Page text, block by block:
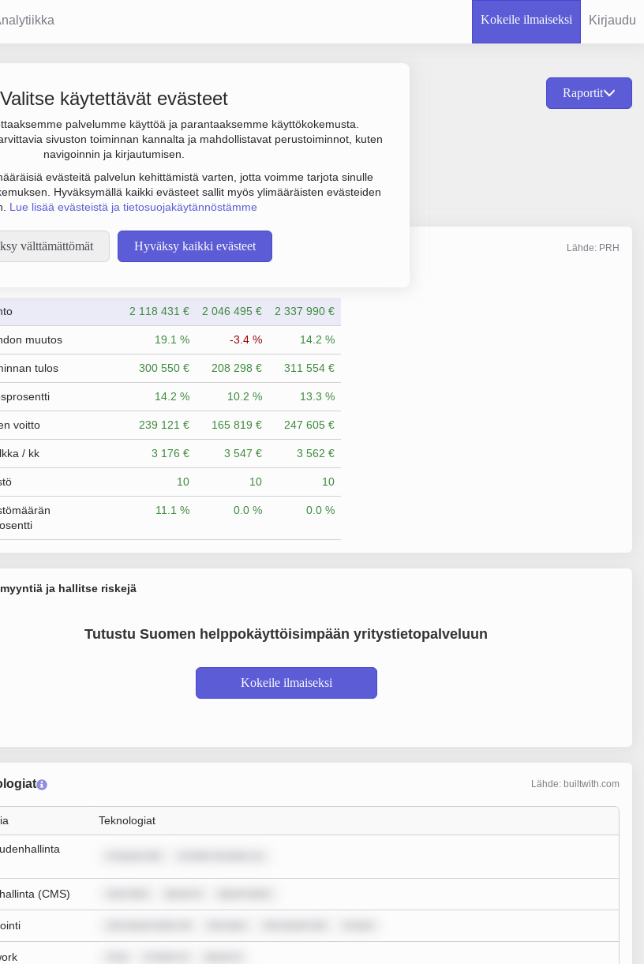
Kokeile ilmaiseksi Kirjaudu
Valitse käytettävät evästeet
palvelumme käyttöä ja parantaaksemme käyttökokemusta.
sivuston toiminnan kannalta ja mahdollistavat perustoiminnot, kuten
navigoinnin ja kirjautumisen.
evästeitä palvelun kehittämistä varten, jotta voimme tarjota sinulle
Hyväksymällä kaikki evästeet sallit myös ylimääräisten evästeiden
Lue lisää evästeistä ja tietosuojakäytännöstämme
välttämättömät Hyväksy kaikki evästeet
Raportit
000 € ja henkilöstömäärä 10. Sen päätoimiala on Sähkönjakelu- ja
yhtiömuoto Osakeyhtiö (OY).
Lähde: PRH
2 118 431 € 2 046 495 € 2 337 990 €
muutos 19.1 % -3.4 % 14.2 %
tulos 300 550 € 208 298 € 311 554 €
14.2 % 10.2 % 13.3 %
voitto 239 121 € 165 819 € 247 605 €
/ kk 3 176 € 3 547 € 3 562 €
10 10 10
11.1 % 0.0 % 0.0 %
ja hallitse riskejä
Tutustu Suomen helppokäyttöisimpään yritystietopalveluun
Kokeile ilmaiseksi
Lähde: builtwith.com
Teknologiat
(CMS)